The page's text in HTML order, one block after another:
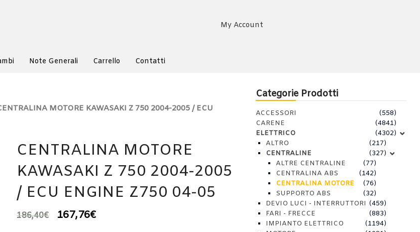
My Account
Note Generali Carrello Contatti
MOTORE KAWASAKI Z 750 2004-2005 / ECU
CENTRALINA MOTORE
KAWASAKI Z 750 2004-2005
/ ECU ENGINE Z750 04-05
186,40€ 167,76€
Categorie Prodotti
ACCESSORI
(558)
CARENE
(4841)
ELETTRICO
(4302)
ALTRO
(217)
CENTRALINE
(327)
ALTRE CENTRALINE
(77)
CENTRALINA ABS
(142)
CENTRALINA MOTORE
(76)
SUPPORTO ABS
(32)
DEVIO LUCI - INTERRUTTORI (459)
FARI - FRECCE
(883)
IMPIANTO ELETTRICO
(1194)